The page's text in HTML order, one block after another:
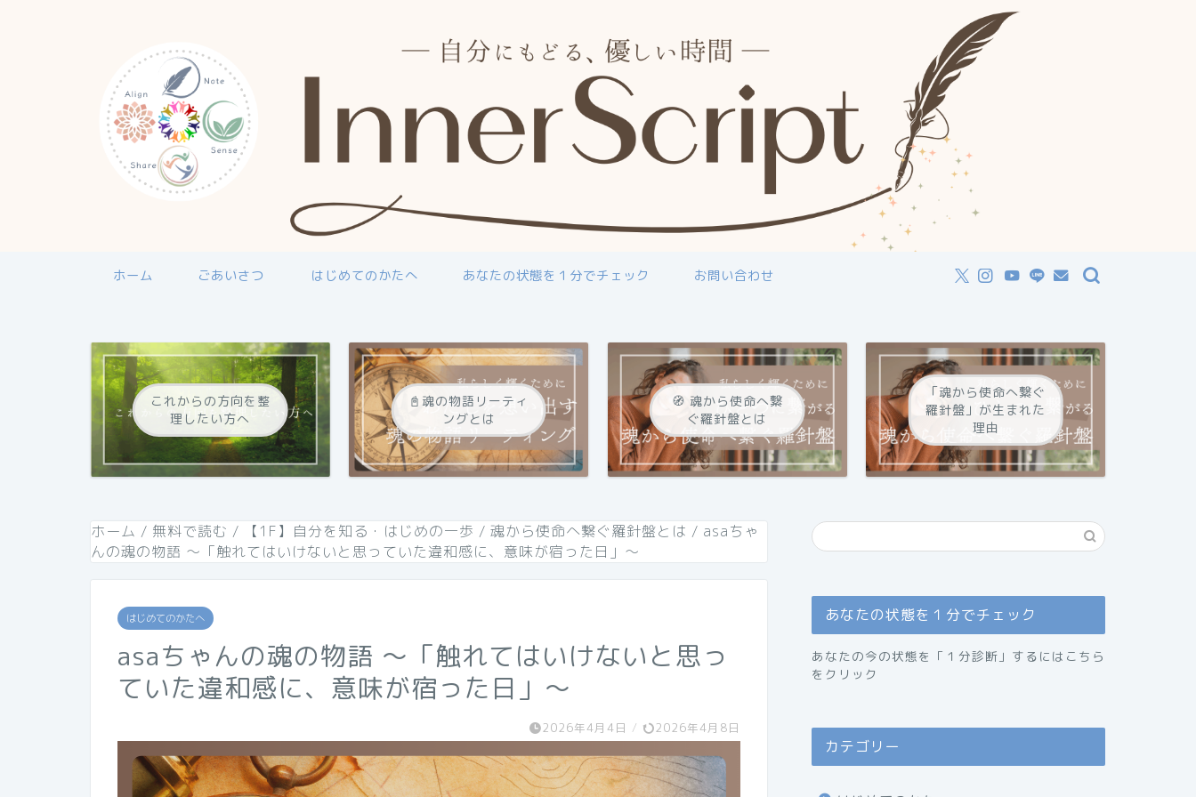
ホーム ごあいさつ はじめてのかたへ あなたの状態を１分でチェック お問い合わせ
これからの方向を整
理したい方へ
📓魂の物語リーティ
ングとは
🧭 魂から使命へ繋
ぐ羅針盤とは
「魂から使命へ繋ぐ
羅針盤」が生まれた
理由
ホーム / 無料で読む / 【1F】自分を知る・はじめの一歩 / 魂から使命へ繋ぐ羅針盤とは / asaちゃ
んの魂の物語 〜「触れてはいけないと思っていた違和感に、意味が宿った日」〜
はじめてのかたへ
asaちゃんの魂の物語 〜「触れてはいけないと思っ
ていた違和感に、意味が宿った日」〜
2026年4月4日 / 2026年4月8日
あなたの状態を１分でチェック
あなたの今の状態を「１分診断」するにはこちら
をクリック
カテゴリー